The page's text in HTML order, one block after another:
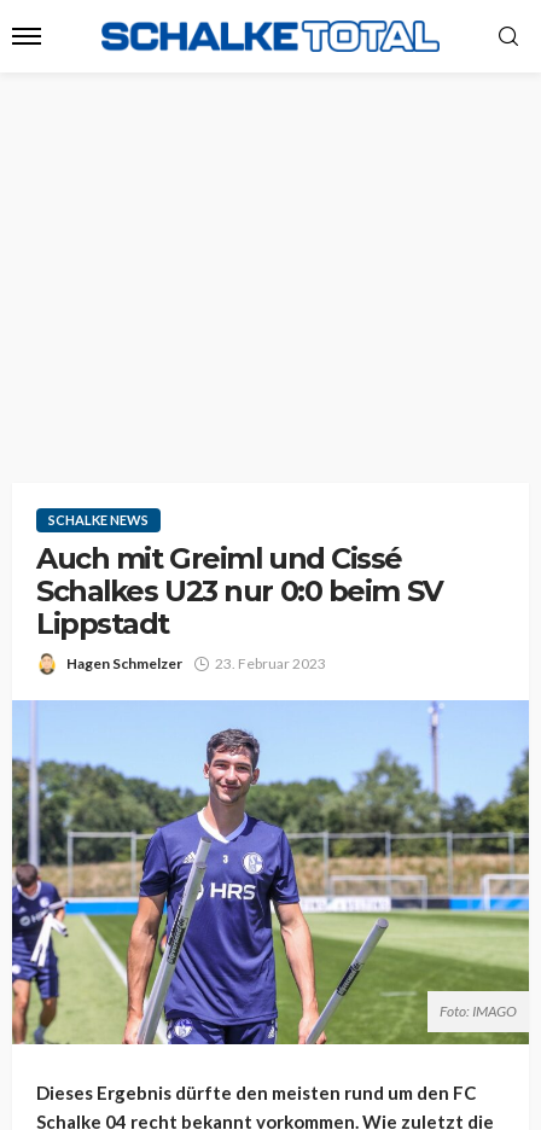
SCHALKE NEWS
Auch mit Greiml und Cissé
Schalkes U23 nur 0:0 beim SV
Lippstadt
Hagen Schmelzer 23. Februar 2023
Foto: IMAGO
Dieses Ergebnis dürfte den meisten rund um den FC
Schalke 04 recht bekannt vorkommen. Wie zuletzt die